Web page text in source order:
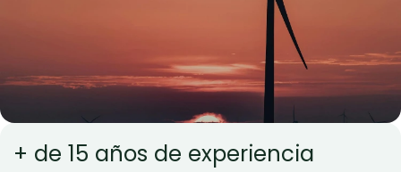
+ de 15 años de experiencia